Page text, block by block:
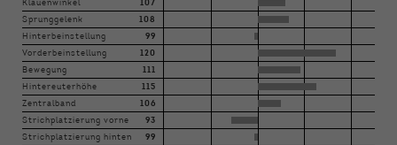
Klauenwinkel 107
Sprunggelenk 108
Hinterbeinstellung 99
Vorderbeinstellung 120
Bewegung 111
Hintereuterhöhe 115
Zentralband 106
Strichplatzierung vorne 93
Strichplatzierung hinten 99